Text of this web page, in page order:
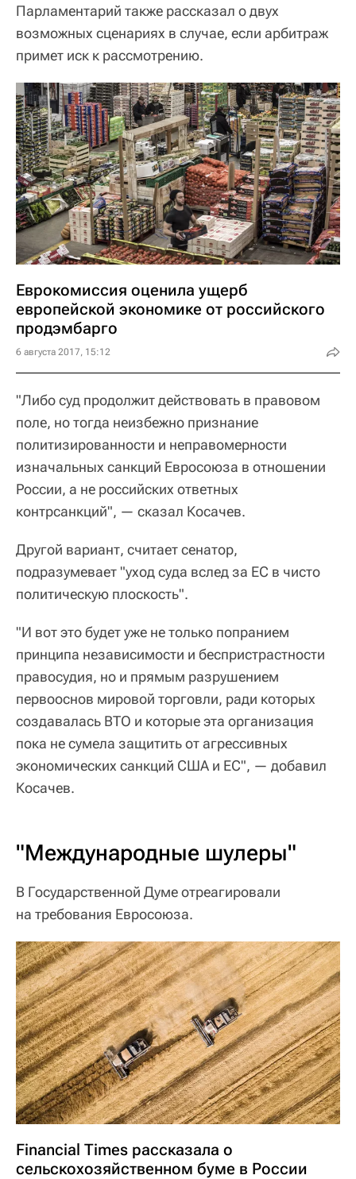
Парламентарий также рассказал о двух
возможных сценариях в случае, если арбитраж
примет иск к рассмотрению.
Еврокомиссия оценила ущерб
европейской экономике от российского
продэмбарго
6 августа 2017, 15:12
"Либо суд продолжит действовать в правовом
поле, но тогда неизбежно признание
политизированности и неправомерности
изначальных санкций Евросоюза в отношении
России, а не российских ответных
контрсанкций", — сказал Косачев.
Другой вариант, считает сенатор,
подразумевает "уход суда вслед за ЕС в чисто
политическую плоскость".
"И вот это будет уже не только попранием
принципа независимости и беспристрастности
правосудия, но и прямым разрушением
первооснов мировой торговли, ради которых
создавалась ВТО и которые эта организация
пока не сумела защитить от агрессивных
экономических санкций США и ЕС", — добавил
Косачев.
"Международные шулеры"
В Государственной Думе отреагировали
на требования Евросоюза.
Financial Times рассказала о
сельскохозяйственном буме в России